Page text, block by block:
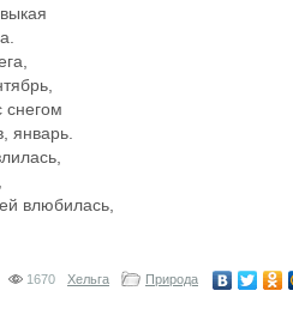
снегом
январь.
влюбилась,
1670 Хельга Природа